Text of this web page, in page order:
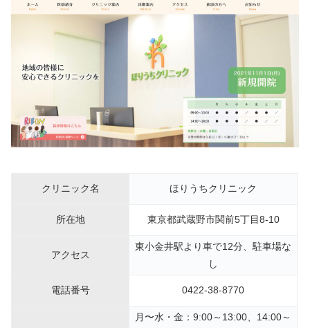
クリニック名 ほりうちクリニック
所在地 東京都武蔵野市関前5丁目8-10
アクセス
東小金井駅より車で12分、駐車場な
し
電話番号 0422-38-8770
月〜水・金：9:00～13:00、14:00～